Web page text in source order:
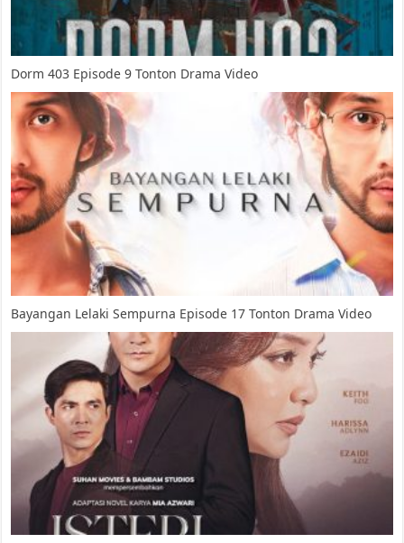
Dorm 403 Episode 9 Tonton Drama Video
Bayangan Lelaki Sempurna Episode 17 Tonton Drama Video